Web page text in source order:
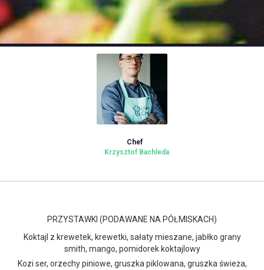
Chef
Krzysztof Bachleda
PRZYSTAWKI (PODAWANE NA PÓŁMISKACH)
Koktajl z krewetek, krewetki, sałaty mieszane, jabłko grany
smith, mango, pomidorek koktajlowy
Kozi ser, orzechy piniowe, gruszka piklowana, gruszka świeża,